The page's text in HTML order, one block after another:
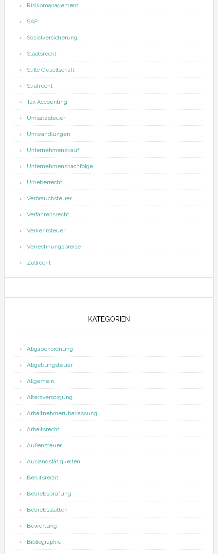
Risikomanagement
SAP
Sozialversicherung
Staatsrecht
Stille Gesellschaft
Strafrecht
Tax Accounting
Umsatzsteuer
Umwandlungen
Unternehmenskauf
Unternehmensnachfolge
Urheberrecht
Verbrauchsteuer
Verfahrensrecht
Verkehrsteuer
Verrechnungspreise
Zollrecht
KATEGORIEN
Abgabenordnung
Abgeltungsteuer
Allgemein
Altersversorgung
Arbeitnehmerüberlassung
Arbeitsrecht
Außensteuer
Auslandstätigkeiten
Berufsrecht
Betriebsprüfung
Betriebsstätten
Bewertung
Bibliographie